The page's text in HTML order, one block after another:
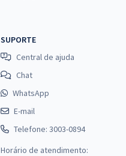
SUPORTE
Central de ajuda
Chat
WhatsApp
E-mail
Telefone: 3003-0894
Horário de atendimento: